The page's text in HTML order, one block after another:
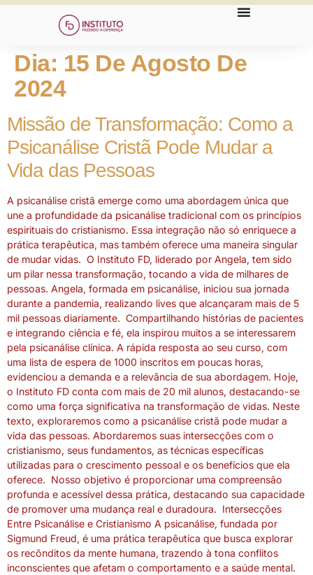
Dia: 15 De Agosto De
2024
Missão de Transformação: Como a
Psicanálise Cristã Pode Mudar a
Vida das Pessoas
A psicanálise cristã emerge como uma abordagem única que
une a profundidade da psicanálise tradicional com os princípios
espirituais do cristianismo. Essa integração não só enriquece a
prática terapêutica, mas também oferece uma maneira singular
de mudar vidas. O Instituto FD, liderado por Angela, tem sido
um pilar nessa transformação, tocando a vida de milhares de
pessoas. Angela, formada em psicanálise, iniciou sua jornada
durante a pandemia, realizando lives que alcançaram mais de 5
mil pessoas diariamente. Compartilhando histórias de pacientes
e integrando ciência e fé, ela inspirou muitos a se interessarem
pela psicanálise clínica. A rápida resposta ao seu curso, com
uma lista de espera de 1000 inscritos em poucas horas,
evidenciou a demanda e a relevância de sua abordagem. Hoje,
o Instituto FD conta com mais de 20 mil alunos, destacando-se
como uma força significativa na transformação de vidas. Neste
texto, exploraremos como a psicanálise cristã pode mudar a
vida das pessoas. Abordaremos suas intersecções com o
cristianismo, seus fundamentos, as técnicas específicas
utilizadas para o crescimento pessoal e os benefícios que ela
oferece. Nosso objetivo é proporcionar uma compreensão
profunda e acessível dessa prática, destacando sua capacidade
de promover uma mudança real e duradoura. Intersecções
Entre Psicanálise e Cristianismo A psicanálise, fundada por
Sigmund Freud, é uma prática terapêutica que busca explorar
os recônditos da mente humana, trazendo à tona conflitos
inconscientes que afetam o comportamento e a saúde mental.